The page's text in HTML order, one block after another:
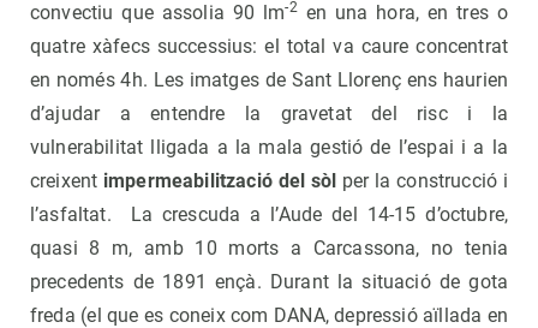
convectiu que assolia 90 lm-2en una hora, en tres o
quatre xàfecs successius: el total va caure concentrat
en només 4h. Les imatges de Sant Llorenç ens haurien
d’ajudar a entendre la gravetat del risc i la
vulnerabilitat lligada a la mala gestió de l’espai i a la
creixent impermeabilització del sòl per la construcció i
l’asfaltat. La crescuda a l’Aude del 14-15 d’octubre,
quasi 8 m, amb 10 morts a Carcassona, no tenia
precedents de 1891 ençà. Durant la situació de gota
freda (el que es coneix com DANA, depressió aïllada en